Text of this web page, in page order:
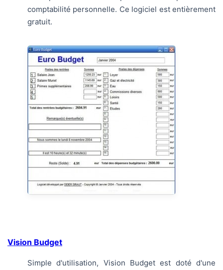
comptabilité personnelle. Ce logiciel est entièrement
gratuit.
Vision Budget
Simple d'utilisation, Vision Budget est doté d'une